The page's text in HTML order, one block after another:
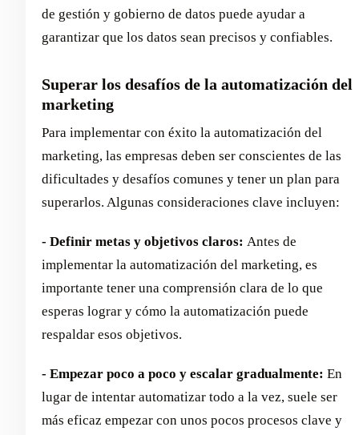
de gestión y gobierno de datos puede ayudar a
garantizar que los datos sean precisos y confiables.
Superar los desafíos de la automatización del
marketing
Para implementar con éxito la automatización del
marketing, las empresas deben ser conscientes de las
dificultades y desafíos comunes y tener un plan para
superarlos. Algunas consideraciones clave incluyen:
- Definir metas y objetivos claros: Antes de
implementar la automatización del marketing, es
importante tener una comprensión clara de lo que
esperas lograr y cómo la automatización puede
respaldar esos objetivos.
- Empezar poco a poco y escalar gradualmente: En
lugar de intentar automatizar todo a la vez, suele ser
más eficaz empezar con unos pocos procesos clave y